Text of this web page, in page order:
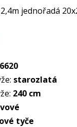
jednořadá
starozlatá
240 cm
tyče